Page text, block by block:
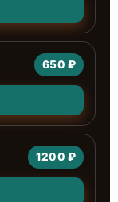
650 ₽
1200 ₽